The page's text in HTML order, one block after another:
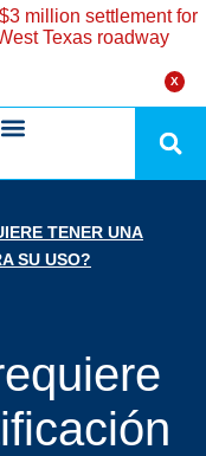
X
million settlement for
Texas roadway
TENER UNA
SU USO?